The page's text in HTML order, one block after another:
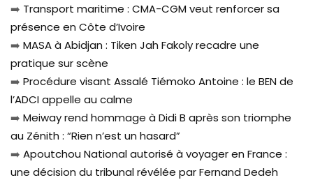
➡️ Transport maritime : CMA-CGM veut renforcer sa
présence en Côte d’Ivoire
➡️ MASA à Abidjan : Tiken Jah Fakoly recadre une
pratique sur scène
➡️ Procédure visant Assalé Tiémoko Antoine : le BEN de
l’ADCI appelle au calme
➡️ Meiway rend hommage à Didi B après son triomphe
au Zénith : “Rien n’est un hasard”
➡️ Apoutchou National autorisé à voyager en France :
une décision du tribunal révélée par Fernand Dedeh